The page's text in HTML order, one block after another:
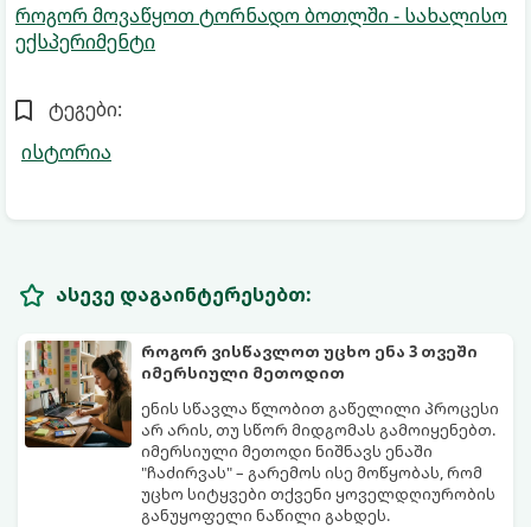
როგორ მოვაწყოთ ტორნადო ბოთლში - სახალისო
ექსპერიმენტი
ტეგები:
ისტორია
ასევე დაგაინტერესებთ:
როგორ ვისწავლოთ უცხო ენა 3 თვეში
იმერსიული მეთოდით
ენის სწავლა წლობით გაწელილი პროცესი
არ არის, თუ სწორ მიდგომას გამოიყენებთ.
იმერსიული მეთოდი ნიშნავს ენაში
"ჩაძირვას" – გარემოს ისე მოწყობას, რომ
უცხო სიტყვები თქვენი ყოველდღიურობის
განუყოფელი ნაწილი გახდეს.